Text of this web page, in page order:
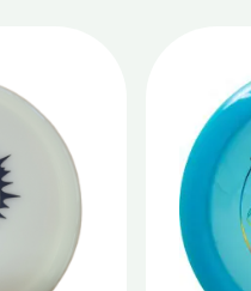
heeft
Deze